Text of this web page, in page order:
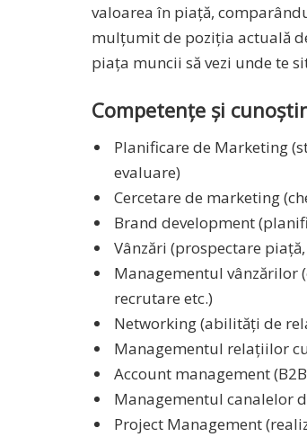
valoarea în piață,
mulțumit de poziția actuală
piața muncii să vezi unde te
Competențe și
Planificare de Marketing
evaluare)
Cercetare de marketing
Brand development
Vânzări (prospectare
Managementul vânzărilor
recrutare etc.)
Networking (abilități de
Managementul relațiilor
Account management
Managementul canalelor
Project Management